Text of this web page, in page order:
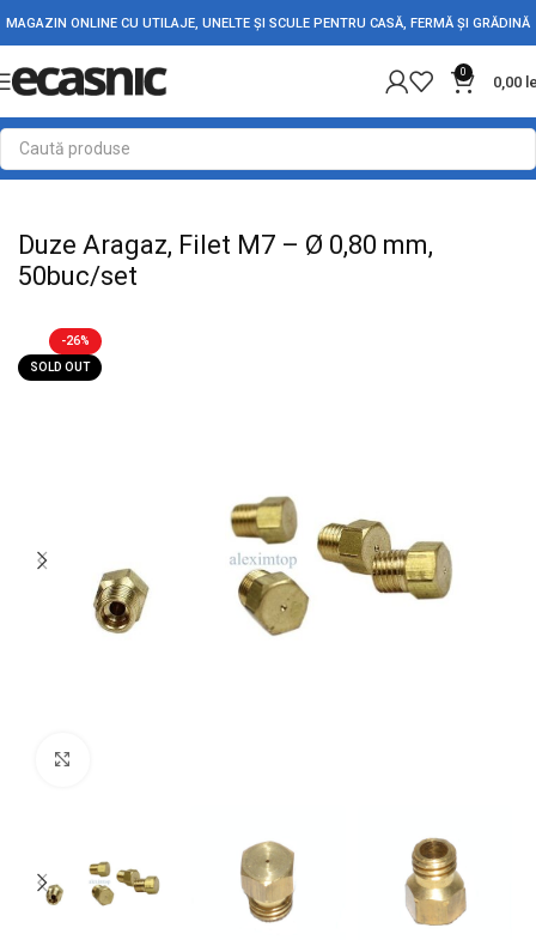
MAGAZIN ONLINE CU UTILAJE, UNELTE ȘI SCULE PENTRU CASĂ, FERMĂ ȘI GRĂDINĂ
0
0,00
Prima pagină Casă Rezistente Electrice
Duze Aragaz, Filet M7 – Ø 0,80 mm,
50buc/set
-26%
SOLD OUT